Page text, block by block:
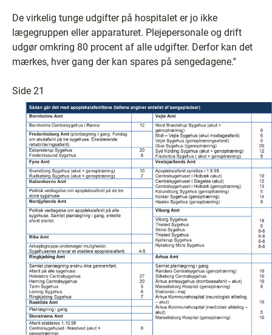
De virkelig tunge udgifter på hospitalet er jo ikke
lægegruppen eller apparaturet. Plejepersonale og drift
udgør omkring 80 procent af alle udgifter. Derfor kan det
mærkes, hver gang der kan spares på sengedagene.''
Side 21